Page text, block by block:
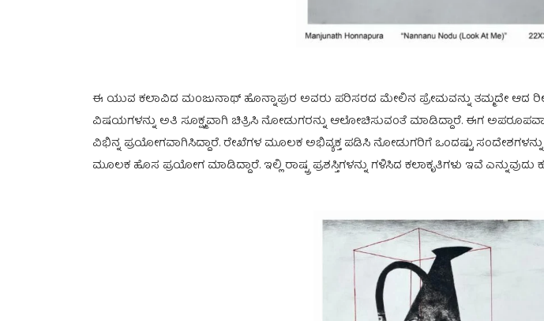
ಈ ಯುವ ಕಲಾವಿದ ಮಂಜುನಾಥ್ ಹೊನ್ನಾಪುರ ಅವರು ಪರಿಸರದ ಮೇಲಿನ ಪ್ರೇಮವನ್ನು ತಮ್ಮದೇ ಆದ
ವಿಷಯಗಳನ್ನು ಅತಿ ಸೂಕ್ಷ್ಮವಾಗಿ ಚಿತ್ರಿಸಿ ನೋಡುಗರನ್ನು ಆಲೋಚಿಸುವಂತೆ ಮಾಡಿದ್ದಾರೆ. ಈಗ
ವಿಭಿನ್ನ ಪ್ರಯೋಗವಾಗಿಸಿದ್ದಾರೆ. ರೇಖೆಗಳ ಮೂಲಕ ಅಭಿವ್ಯಕ್ತ ಪಡಿಸಿ ನೋಡುಗರಿಗೆ ಒಂದಷ್ಟು ಸಂದೇಶಗಳನ್ನು
ಮೂಲಕ ಹೊಸ ಪ್ರಯೋಗ ಮಾಡಿದ್ದಾರೆ. ಇಲ್ಲಿ ರಾಷ್ಟ್ರ ಪ್ರಶಸ್ತಿಗಳನ್ನು ಗಳಿಸಿದ ಕಲಾಕೃತಿಗಳು ಇವೆ ಎನ್ನುವುದು